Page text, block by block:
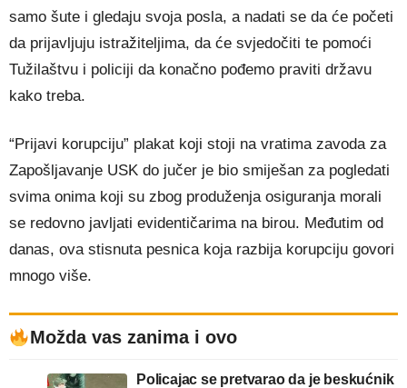
samo šute i gledaju svoja posla, a nadati se da će početi
da prijavljuju istražiteljima, da će svjedočiti te pomoći
Tužilaštvu i policiji da konačno pođemo praviti državu
kako treba.
“Prijavi korupciju” plakat koji stoji na vratima zavoda za
Zapošljavanje USK do jučer je bio smiješan za pogledati
svima onima koji su zbog produženja osiguranja morali
se redovno javljati evidentičarima na birou. Međutim od
danas, ova stisnuta pesnica koja razbija korupciju govori
mnogo više.
Možda vas zanima i ovo
Policajac se pretvarao da je beskućnik